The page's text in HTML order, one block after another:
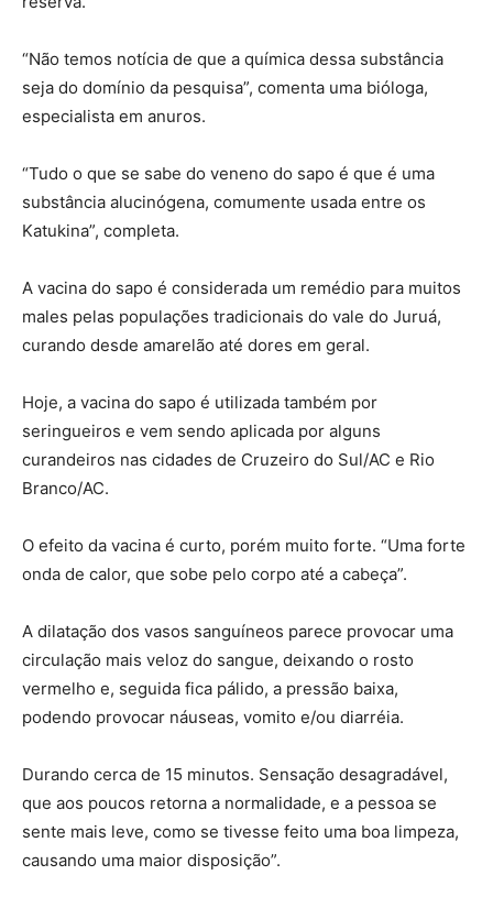
“Não temos notícia de que a química dessa substância
seja do domínio da pesquisa”, comenta uma bióloga,
especialista em anuros.
“Tudo o que se sabe do veneno do sapo é que é uma
substância alucinógena, comumente usada entre os
Katukina”, completa.
A vacina do sapo é considerada um remédio para muitos
males pelas populações tradicionais do vale do Juruá,
curando desde amarelão até dores em geral.
Hoje, a vacina do sapo é utilizada também por
seringueiros e vem sendo aplicada por alguns
curandeiros nas cidades de Cruzeiro do Sul/AC e Rio
Branco/AC.
O efeito da vacina é curto, porém muito forte. “Uma forte
onda de calor, que sobe pelo corpo até a cabeça”.
A dilatação dos vasos sanguíneos parece provocar uma
circulação mais veloz do sangue, deixando o rosto
vermelho e, seguida fica pálido, a pressão baixa,
podendo provocar náuseas, vomito e/ou diarréia.
Durando cerca de 15 minutos. Sensação desagradável,
que aos poucos retorna a normalidade, e a pessoa se
sente mais leve, como se tivesse feito uma boa limpeza,
causando uma maior disposição”.